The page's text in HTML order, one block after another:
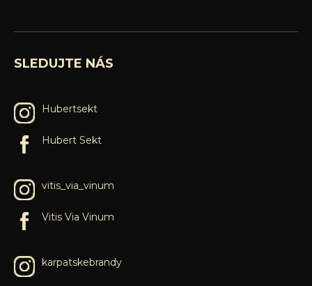
SLEDUJTE NÁS
Hubertsekt
Hubert Sekt
vitis_via_vinum
Vitis Via Vinum
karpatskebrandy